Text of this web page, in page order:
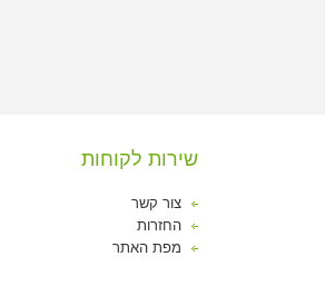
שירות לקוחות
צור קשר
החזרות
מפת האתר